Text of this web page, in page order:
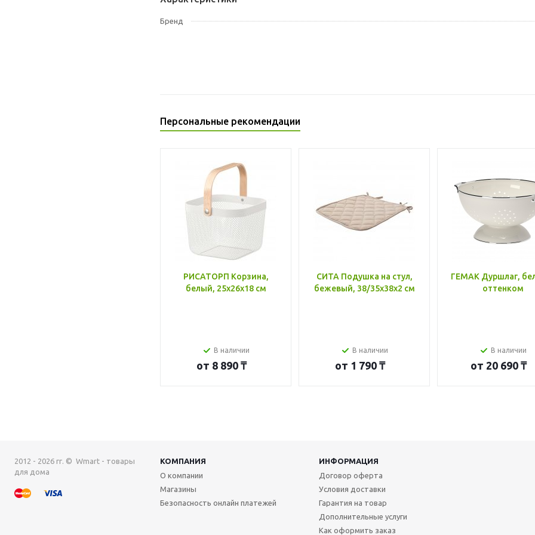
Бренд
Персональные рекомендации
РИСАТОРП Корзина,
белый, 25x26x18 см
В наличии
от 8 890 ₸
СИТА Подушка на стул,
бежевый, 38/35x38x2 см
В наличии
от 1 790 ₸
ГЕМАК Дуршлаг,
оттенком
В наличии
от 20 690 ₸
2012 - 2026 гг. © Wmart - товары
для дома
КОМПАНИЯ
ИНФОРМАЦИЯ
О компании
Магазины
Безопасность онлайн платежей
Договор оферта
Условия доставки
Гарантия на товар
Дополнительные услуги
Как оформить заказ